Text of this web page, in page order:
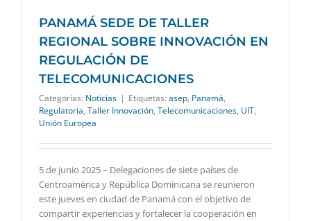
PANAMÁ SEDE DE TALLER
REGIONAL SOBRE INNOVACIÓN EN
REGULACIÓN DE
TELECOMUNICACIONES
Categorías: Noticias | Etiquetas: asep, Panamá,
Regulatoria, Taller Innovación, Telecomunicaciones, UIT,
Unión Europea
5 de junio 2025 – Delegaciones de siete países de
Centroamérica y República Dominicana se reunieron
este jueves en ciudad de Panamá con el objetivo de
compartir experiencias y fortalecer la cooperación en